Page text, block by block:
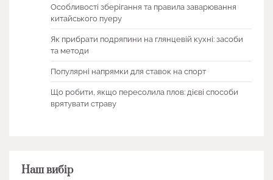
Особливості зберігання та правила заварювання
китайського пуеру
Як прибрати подряпини на глянцевій кухні: засоби
та методи
Популярні напрямки для ставок на спорт
Що робити, якщо пересолила плов: дієві способи
врятувати страву
Наш вибір